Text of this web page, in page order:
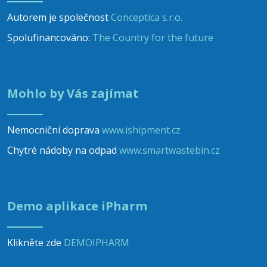
Autorem je společnostConceptica s.r.o.
Spolufinancováno: The Country for the future
Mohlo by Vás zajímat
Nemocniční doprava www.ishipment.cz
Chytré nádoby na odpad www.smartwastebin.cz
Demo aplikace iPharm
Klikněte zde DEMOIPHARM